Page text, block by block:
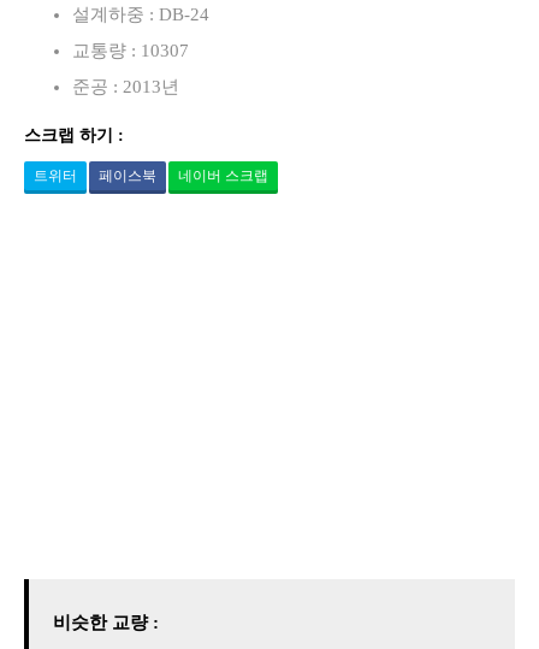
설계하중 : DB-24
교통량 : 10307
준공 : 2013년
스크랩 하기 :
트위터 페이스북 네이버 스크랩
비슷한 교량 :